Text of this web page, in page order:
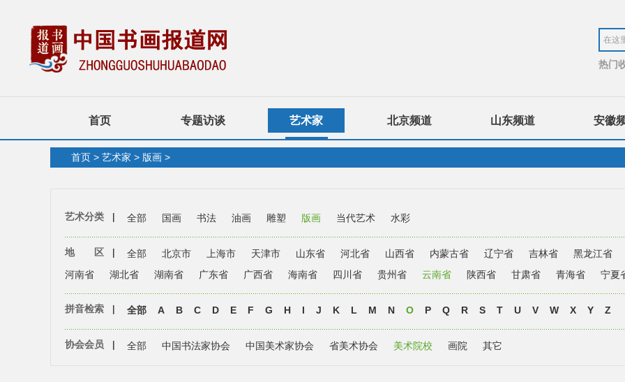
热门
首页 专题访谈 艺术家 北京频道 山东频道 安徽
首页 > 艺术家 > 版画 >
艺术分类 | 全部 国画 书法 油画 雕塑 版画 当代艺术 水彩
地 区 | 全部 北京市 上海市 天津市 山东省 河北省 山西省 内蒙古省 辽宁省 吉林省 黑龙江省
河南省
湖北省 湖南省 广东省 广西省 海南省 四川省 贵州省 云南省 陕西省 甘肃省 青海省 宁夏
拼音检索 | 全部 A B C D E F G H I J K L M N O P Q R S T U V W X Y Z
协会会员 | 全部 中国书法家协会 中国美术家协会 省美术协会 美术院校 画院 其它